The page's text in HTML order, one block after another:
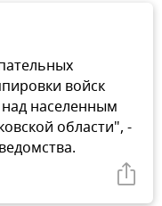
войск
населенным
области", -